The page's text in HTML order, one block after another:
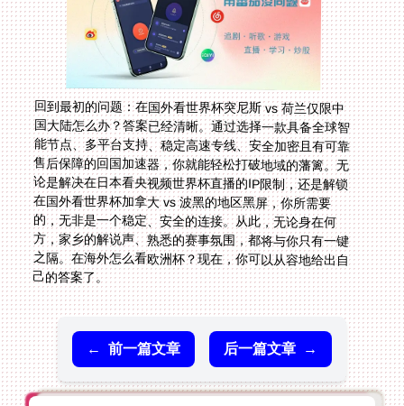
回到最初的问题：在国外看世界杯突尼斯 vs 荷兰仅限中
国大陆怎么办？答案已经清晰。通过选择一款具备全球智
能节点、多平台支持、稳定高速专线、安全加密且有可靠
售后保障的回国加速器，你就能轻松打破地域的藩篱。无
论是解决在日本看央视频世界杯直播的IP限制，还是解锁
在国外看世界杯加拿大 vs 波黑的地区黑屏，你所需要
的，无非是一个稳定、安全的连接。从此，无论身在何
方，家乡的解说声、熟悉的赛事氛围，都将与你只有一键
之隔。在海外怎么看欧洲杯？现在，你可以从容地给出自
己的答案了。
← 前一篇文章 后一篇文章 →